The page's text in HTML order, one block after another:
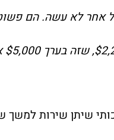
אחר לא עשה. הם
שיתן שירות